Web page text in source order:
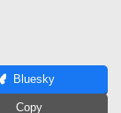
Bluesky
Copy